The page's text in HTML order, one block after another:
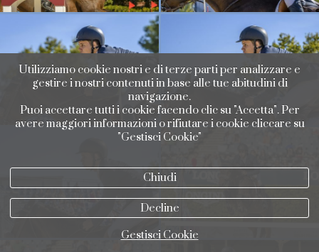
Utilizziamo cookie nostri e di terze parti per analizzare e
gestire i nostri contenuti in base alle tue abitudini di
navigazione.
Puoi accettare tutti i cookie facendo clic su "Accetta". Per
avere maggiori informazioni o rifiutare i cookie cliccare su
"Gestisci Cookie"
Chiudi
Decline
Gestisci Cookie